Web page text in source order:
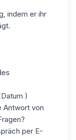
indem er ihr
)
Antwort von
per E-